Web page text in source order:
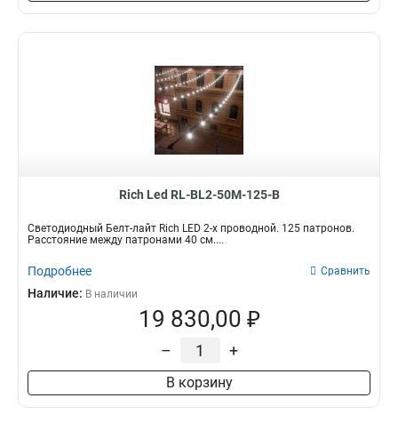
Rich Led RL-BL2-50M-125-B
Светодиодный Белт-лайт Rich LED 2-х проводной. 125 патронов.
Расстояние между патронами 40 см....
Подробнее Сравнить
Наличие: В наличии
19 830,00 ₽
– +
В корзину